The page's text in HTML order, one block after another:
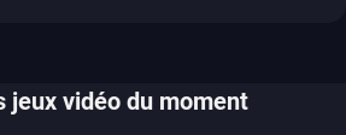
jeux vidéo du moment